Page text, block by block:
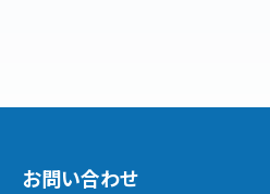
お問い合わせ